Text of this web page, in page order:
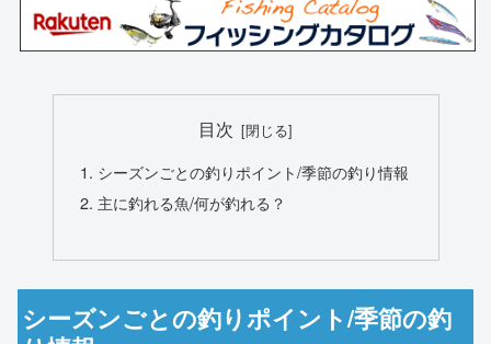
目次
シーズンごとの釣りポイント/季節の釣り情報
主に釣れる魚/何が釣れる？
シーズンごとの釣りポイント/季節の釣